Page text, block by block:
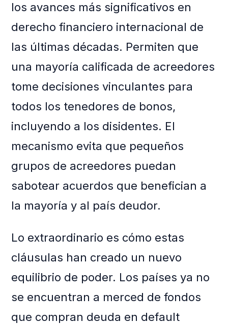
los avances más significativos en
derecho financiero internacional de
las últimas décadas. Permiten que
una mayoría calificada de acreedores
tome decisiones vinculantes para
todos los tenedores de bonos,
incluyendo a los disidentes. El
mecanismo evita que pequeños
grupos de acreedores puedan
sabotear acuerdos que benefician a
la mayoría y al país deudor.
Lo extraordinario es cómo estas
cláusulas han creado un nuevo
equilibrio de poder. Los países ya no
se encuentran a merced de fondos
que compran deuda en default